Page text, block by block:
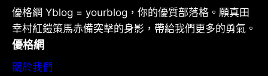
優格網 Yblog = yourblog，你的優質部落格。願真田
幸村紅鎧策馬赤備突擊的身影，帶給我們更多的勇氣。
優格網
關於我們